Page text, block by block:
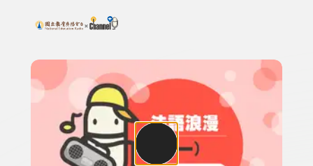
上方功能區塊
搜尋關鍵字：可輸入節目名稱、主持人或關鍵字